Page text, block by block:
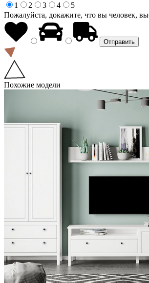
1
2 3 4
5
Пожалуйста, докажите, что вы человек,
Похожие модели